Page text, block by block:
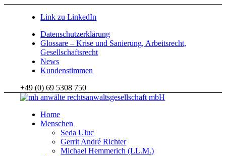
Link zu LinkedIn
Datenschutzerklärung
Glossare – Krise und Sanierung, Arbeitsrecht,
Gesellschaftsrecht
News
Kundenstimmen
+49 (0) 69 5308 750
Home
Menschen
Seda Uluc
Gerrit André Richter
Michael Hemmerich (LL.M.)